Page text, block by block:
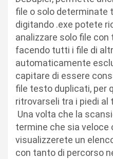
file o solo determinate
digitando .exe potete
analizzare solo file
facendo tutti i file di
automaticamente
capitare di essere
file testo duplicati, per
ritrovarseli tra i piedi al
Una volta che la
termine che sia veloce
visualizzerete un
con tanto di percorso